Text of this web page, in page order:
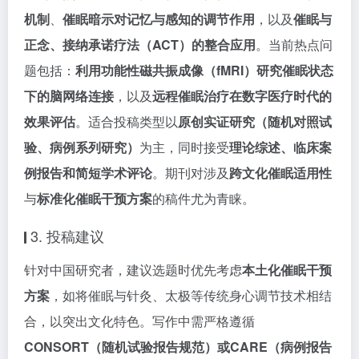
机制、 催眠暗示对记忆与感知的调节作用 ，以及催眠与
正念、接纳承诺疗法（ACT）的整合应用。当前热点问
题包括： 利用功能性磁共振成像（fMRI）研究催眠状态
下的脑网络连接 ，以及远程催眠治疗在数字医疗时代的
效果评估。适合投稿类型以原创实证研究（随机对照试
验、病例系列研究） 为主，同时接受理论综述、临床案
例报告和简短学术评论。期刊对涉及跨文化催眠适用性
与标准化催眠干预方案的稿件尤为青睐。
3. 投稿建议
针对中国研究者，建议选题时优先考虑本土化催眠干预
方案 ，如将催眠与针灸、太极等传统身心调节技术相结
合，以突出文化特色。写作中需严格遵循
CONSORT（随机试验报告规范）或CARE（病例报告